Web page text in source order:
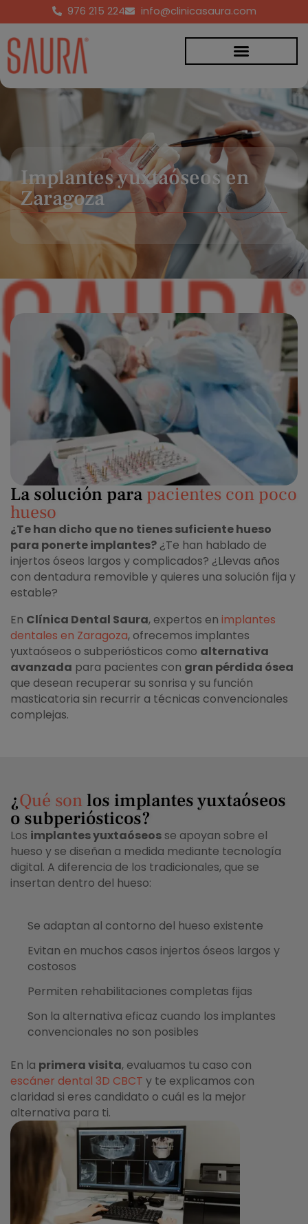
976 215 224 info@clinicasaura.com
Implantes yuxtaóseos en
Zaragoza
La solución para pacientes con poco
hueso
¿Te han dicho que no tienes suficiente hueso
para ponerte implantes? ¿Te han hablado de
injertos óseos largos y complicados? ¿Llevas años
con dentadura removible y quieres una solución fija y
estable?
En Clínica Dental Saura, expertos en implantes
dentales en Zaragoza, ofrecemos implantes
yuxtaóseos o subperiósticos como alternativa
avanzada para pacientes con gran pérdida ósea
que desean recuperar su sonrisa y su función
masticatoria sin recurrir a técnicas convencionales
complejas.
¿Qué sonlos implantes yuxtaóseos
o subperiósticos?
Los implantes yuxtaóseos se apoyan sobre el
hueso y se diseñan a medida mediante tecnología
digital. A diferencia de los tradicionales, que se
insertan dentro del hueso:
Se adaptan al contorno del hueso existente
Evitan en muchos casos injertos óseos largos y
costosos
Permiten rehabilitaciones completas fijas
Son la alternativa eficaz cuando los implantes
convencionales no son posibles
En la primera visita, evaluamos tu caso con
escáner dental 3D CBCT y te explicamos con
claridad si eres candidato o cuál es la mejor
alternativa para ti.